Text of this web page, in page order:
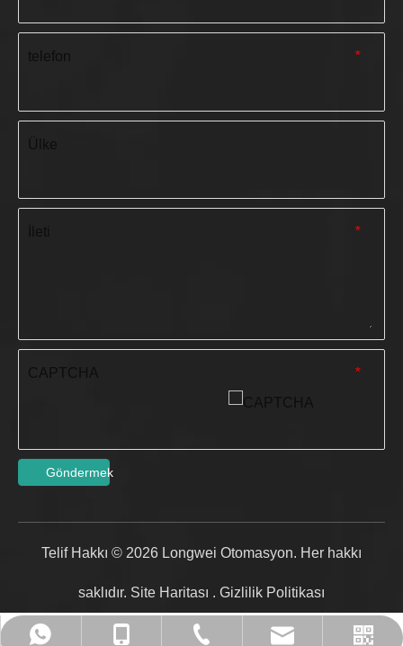
13305721922
+86-13305721922
+86-0572-2590232
admin@ronwin.com
WhatsApp
*
telefon
*
*
CAPTCHA
Göndermek
Telif Hakkı © 2026 Longwei Otomasyon. Her hakkı
saklıdır. Site Haritası . Gizlilik Politikası